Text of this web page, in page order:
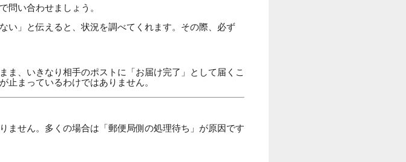
問い合わせましょう。
い」と伝えると、状況を調べてくれます。その際、必ず
、いきなり相手のポストに「お届け完了」として届くこ
止まっているわけではありません。
ません。多くの場合は「郵便局側の処理待ち」が原因です